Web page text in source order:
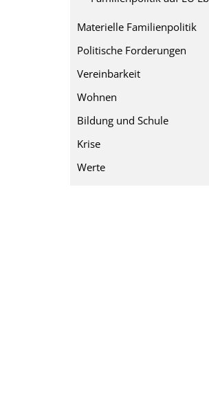
Materielle Familienpolitik
Politische Forderungen
Vereinbarkeit
Wohnen
Bildung und Schule
Krise
Werte